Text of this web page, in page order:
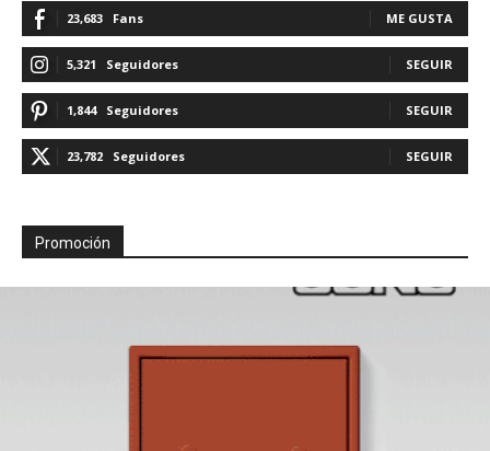
23,683 Fans ME GUSTA
5,321 Seguidores SEGUIR
1,844 Seguidores SEGUIR
23,782 Seguidores SEGUIR
Promoción